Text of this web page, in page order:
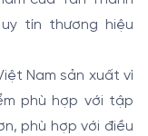
tín thương hiệu
Nam sản xuất vì
phù hợp với tập
phù hợp với điều